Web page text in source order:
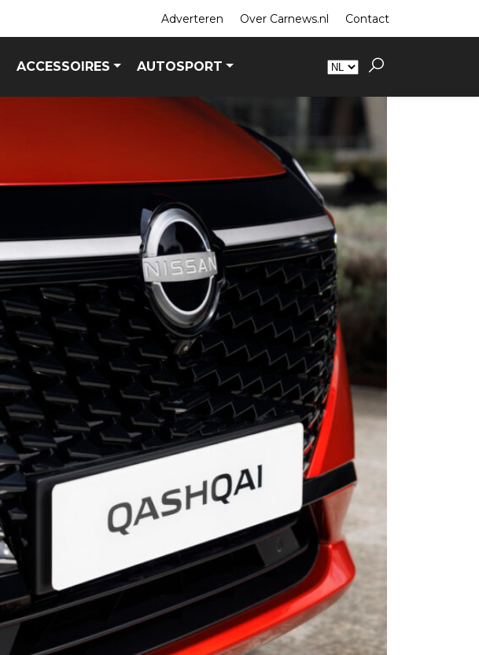
Adverteren Over Carnews.nl Contact
ACCESSOIRES AUTOSPORT